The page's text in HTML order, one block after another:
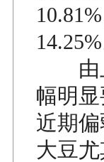
14.25%
由上
幅明
近期
大豆